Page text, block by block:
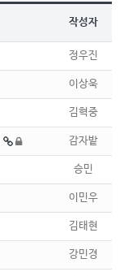
작성자
정우진
이상욱
김혁중
감자밭
승민
이민우
김태현
강민경